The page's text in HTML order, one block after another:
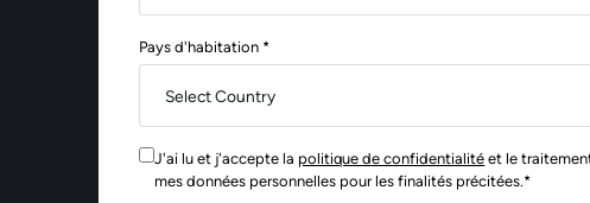
Pays d'habitation *
J'ai lu et j'accepte la politique de confidentialité et le
mes données personnelles pour les finalités précitées.*